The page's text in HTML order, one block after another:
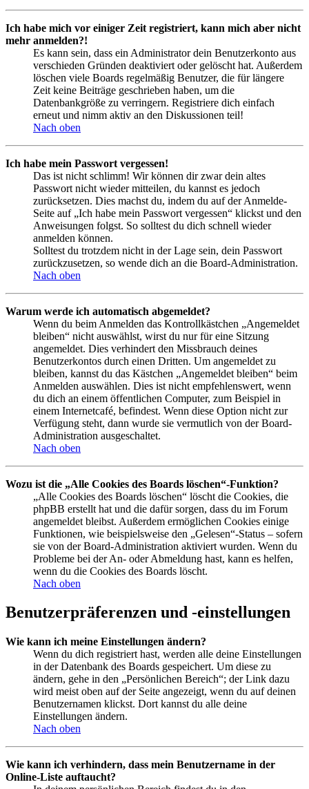
Ich habe mich vor einiger Zeit registriert, kann mich aber nicht
mehr anmelden?!
Es kann sein, dass ein Administrator dein Benutzerkonto aus
verschieden Gründen deaktiviert oder gelöscht hat. Außerdem
löschen viele Boards regelmäßig Benutzer, die für längere
Zeit keine Beiträge geschrieben haben, um die
Datenbankgröße zu verringern. Registriere dich einfach
erneut und nimm aktiv an den Diskussionen teil!
Nach oben
Ich habe mein Passwort vergessen!
Das ist nicht schlimm! Wir können dir zwar dein altes
Passwort nicht wieder mitteilen, du kannst es jedoch
zurücksetzen. Dies machst du, indem du auf der Anmelde-
Seite auf „Ich habe mein Passwort vergessen“ klickst und den
Anweisungen folgst. So solltest du dich schnell wieder
anmelden können.
Solltest du trotzdem nicht in der Lage sein, dein Passwort
zurückzusetzen, so wende dich an die Board-Administration.
Nach oben
Warum werde ich automatisch abgemeldet?
Wenn du beim Anmelden das Kontrollkästchen „Angemeldet
bleiben“ nicht auswählst, wirst du nur für eine Sitzung
angemeldet. Dies verhindert den Missbrauch deines
Benutzerkontos durch einen Dritten. Um angemeldet zu
bleiben, kannst du das Kästchen „Angemeldet bleiben“ beim
Anmelden auswählen. Dies ist nicht empfehlenswert, wenn
du dich an einem öffentlichen Computer, zum Beispiel in
einem Internetcafé, befindest. Wenn diese Option nicht zur
Verfügung steht, dann wurde sie vermutlich von der Board-
Administration ausgeschaltet.
Nach oben
Wozu ist die „Alle Cookies des Boards löschen“-Funktion?
„Alle Cookies des Boards löschen“ löscht die Cookies, die
phpBB erstellt hat und die dafür sorgen, dass du im Forum
angemeldet bleibst. Außerdem ermöglichen Cookies einige
Funktionen, wie beispielsweise den „Gelesen“-Status – sofern
sie von der Board-Administration aktiviert wurden. Wenn du
Probleme bei der An- oder Abmeldung hast, kann es helfen,
wenn du die Cookies des Boards löscht.
Nach oben
Benutzerpräferenzen und -einstellungen
Wie kann ich meine Einstellungen ändern?
Wenn du dich registriert hast, werden alle deine Einstellungen
in der Datenbank des Boards gespeichert. Um diese zu
ändern, gehe in den „Persönlichen Bereich“; der Link dazu
wird meist oben auf der Seite angezeigt, wenn du auf deinen
Benutzernamen klickst. Dort kannst du alle deine
Einstellungen ändern.
Nach oben
Wie kann ich verhindern, dass mein Benutzername in der
Online-Liste auftaucht?